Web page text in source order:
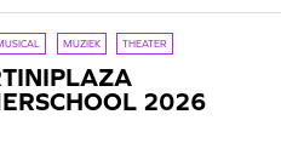
MUZIEK THEATER
2026